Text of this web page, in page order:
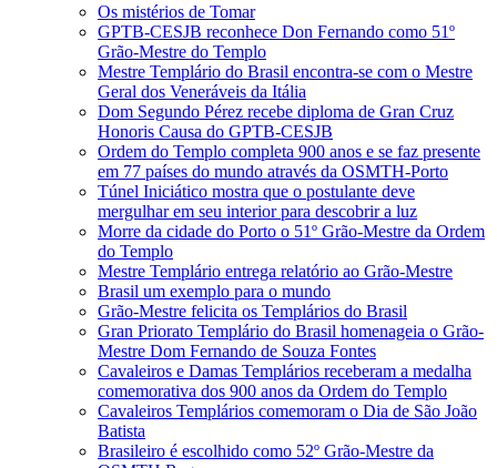
Os mistérios de Tomar
GPTB-CESJB reconhece Don Fernando como 51º
Grão-Mestre do Templo
Mestre Templário do Brasil encontra-se com o Mestre
Geral dos Veneráveis da Itália
Dom Segundo Pérez recebe diploma de Gran Cruz
Honoris Causa do GPTB-CESJB
Ordem do Templo completa 900 anos e se faz presente
em 77 países do mundo através da OSMTH-Porto
Túnel Iniciático mostra que o postulante deve
mergulhar em seu interior para descobrir a luz
Morre da cidade do Porto o 51º Grão-Mestre da Ordem
do Templo
Mestre Templário entrega relatório ao Grão-Mestre
Brasil um exemplo para o mundo
Grão-Mestre felicita os Templários do Brasil
Gran Priorato Templário do Brasil homenageia o Grão-
Mestre Dom Fernando de Souza Fontes
Cavaleiros e Damas Templários receberam a medalha
comemorativa dos 900 anos da Ordem do Templo
Cavaleiros Templários comemoram o Dia de São João
Batista
Brasileiro é escolhido como 52º Grão-Mestre da